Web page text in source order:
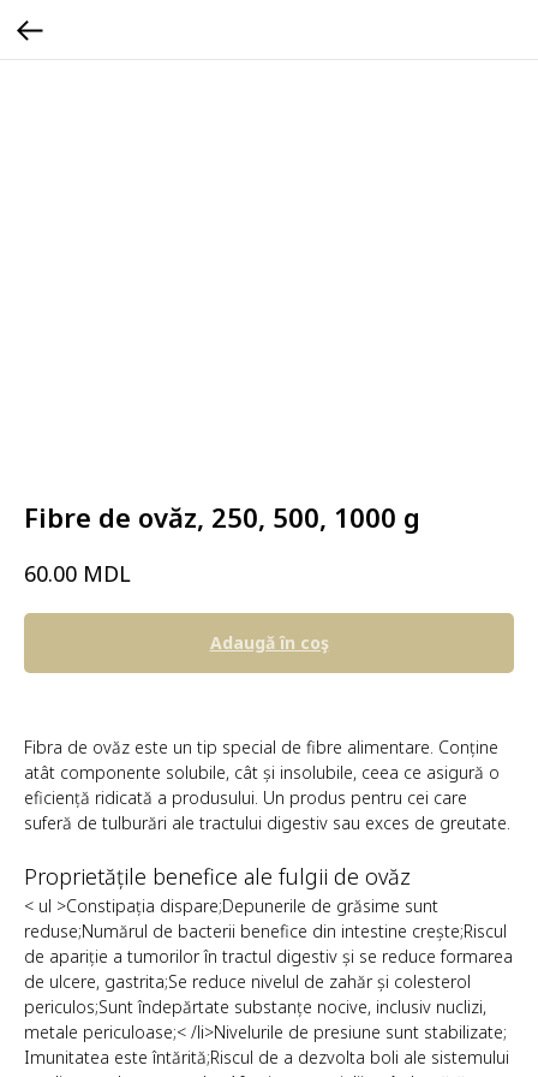
Fibre de ovăz, 250, 500, 1000 g
60.00 MDL
Adaugă în coş
Fibra de ovăz este un tip special de fibre alimentare. Conține
atât componente solubile, cât și insolubile, ceea ce asigură o
eficiență ridicată a produsului. Un produs pentru cei care
suferă de tulburări ale tractului digestiv sau exces de greutate.
Proprietățile benefice ale fulgii de ovăz
< ul >Constipația dispare;Depunerile de grăsime sunt
reduse;Numărul de bacterii benefice din intestine crește;Riscul
de apariție a tumorilor în tractul digestiv și se reduce formarea
de ulcere, gastrita;Se reduce nivelul de zahăr și colesterol
periculos;Sunt îndepărtate substanțe nocive, inclusiv nuclizi,
metale periculoase;< /li>Nivelurile de presiune sunt stabilizate;
Imunitatea este întărită;Riscul de a dezvolta boli ale sistemului